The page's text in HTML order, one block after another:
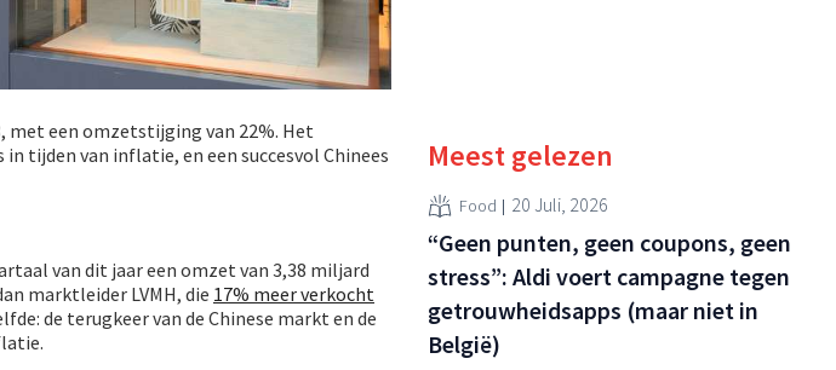
met een omzetstijging van 22%. Het
tijden van inflatie, en een succesvol Chinees
van dit jaar een omzet van 3,38 miljard
marktleider LVMH, die 17% meer verkocht
de terugkeer van de Chinese markt en de
Meest gelezen
Food 20 Juli, 2026
“Geen punten, geen coupons, geen
stress”: Aldi voert campagne tegen
getrouwheidsapps (maar niet in
België)